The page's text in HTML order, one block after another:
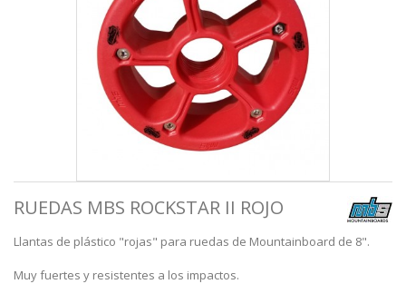
RUEDAS MBS ROCKSTAR II ROJO
Llantas de plástico "rojas" para ruedas de Mountainboard de 8".
Muy fuertes y resistentes a los impactos.